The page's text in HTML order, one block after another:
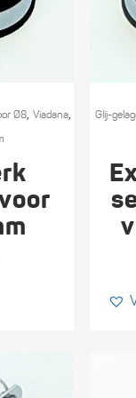
Ø8,Viadana, Glij-